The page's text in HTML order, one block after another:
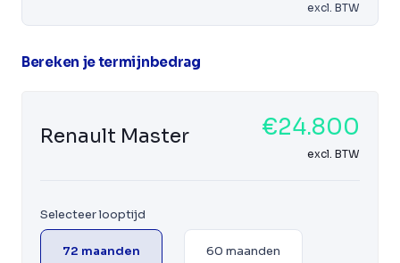
excl. BTW
Bereken je termijnbedrag
Renault Master €24.800
excl. BTW
Selecteer looptijd
72 maanden 60 maanden